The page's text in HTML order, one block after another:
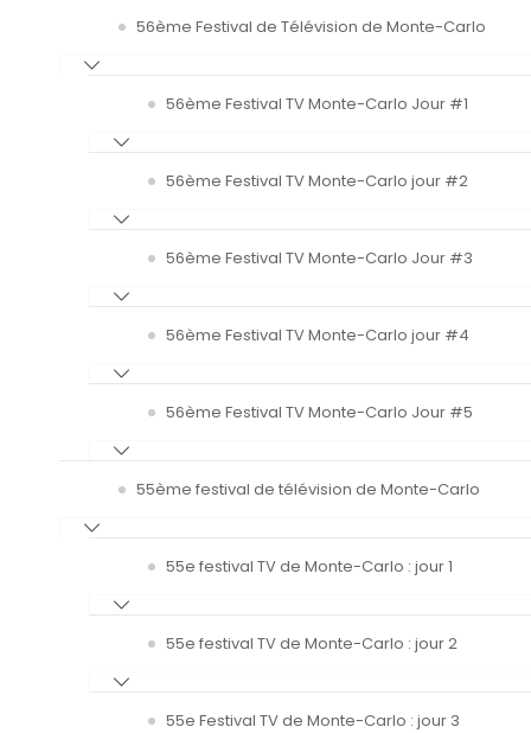
56ème Festival de Télévision de Monte-Carlo
56ème Festival TV Monte-Carlo Jour #1
56ème Festival TV Monte-Carlo jour #2
56ème Festival TV Monte-Carlo Jour #3
56ème Festival TV Monte-Carlo jour #4
56ème Festival TV Monte-Carlo Jour #5
55ème festival de télévision de Monte-Carlo
55e festival TV de Monte-Carlo : jour 1
55e festival TV de Monte-Carlo : jour 2
55e Festival TV de Monte-Carlo : jour 3